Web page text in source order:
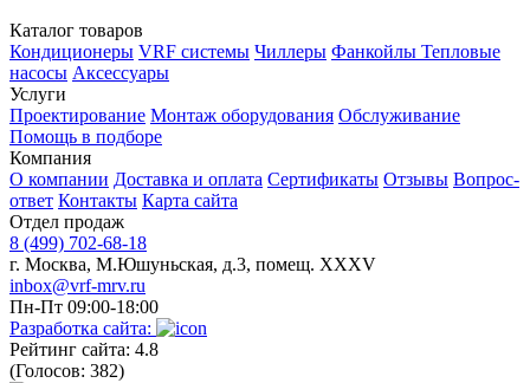
Каталог товаров
Кондиционеры VRF системы Чиллеры Фанкойлы Тепловые
насосы Аксессуары
Услуги
Проектирование Монтаж оборудования Обслуживание
Помощь в подборе
Компания
О компании Доставка и оплата Сертификаты Отзывы Вопрос-
ответ Контакты Карта сайта
Отдел продаж
8 (499) 702-68-18
г. Москва, М.Юшуньская, д.3, помещ. XXXV
inbox@vrf-mrv.ru
Пн-Пт 09:00-18:00
Разработка сайта:
Рейтинг сайта: 4.8
(Голосов: 382)